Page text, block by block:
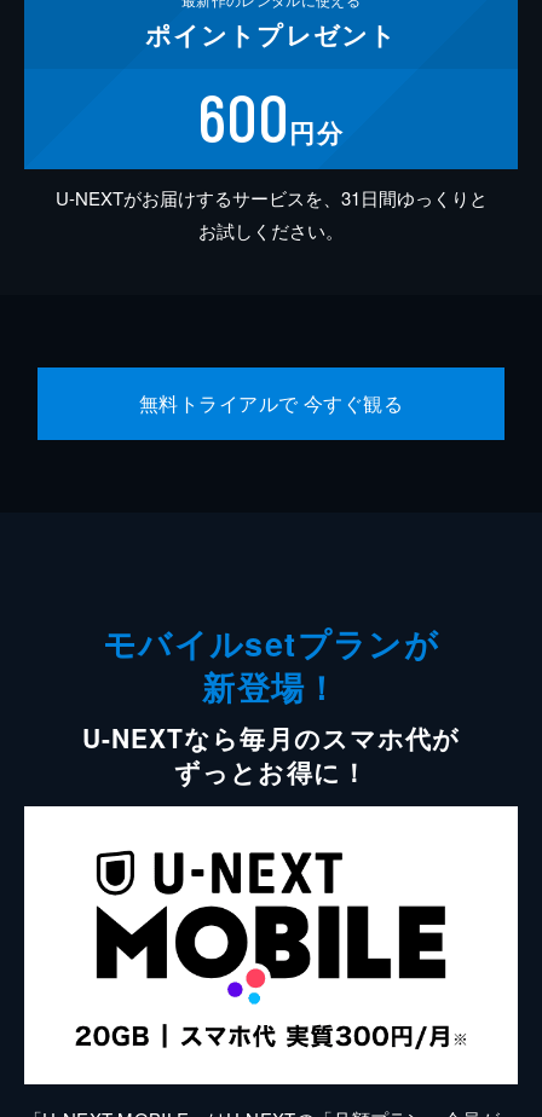
ポイント プレゼント
600円分
U-NEXTがお届けするサービスを、31日間ゆっくりと
お試しください。
無料トライアルで 今すぐ観る
モバイルsetプランが
新登場！
U-NEXTなら毎月のスマホ代が
ずっとお得に！